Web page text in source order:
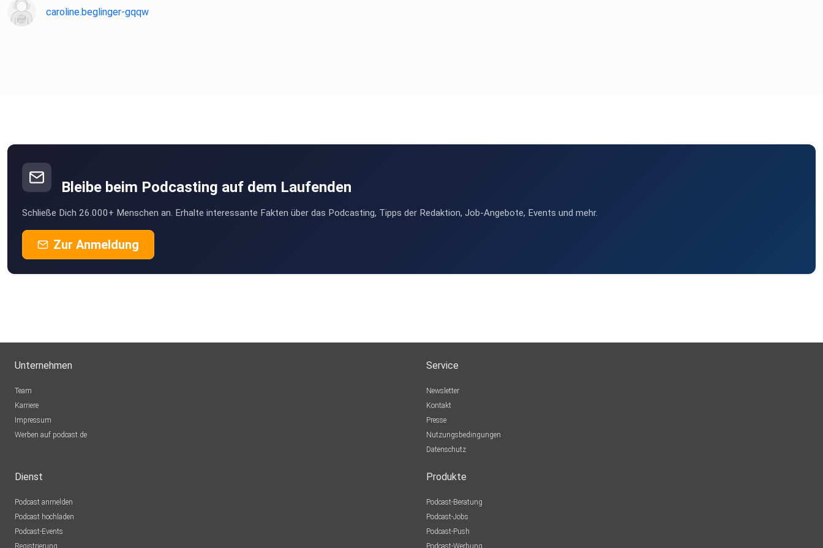
caroline.beglinger-gqqw
Bleibe beim Podcasting auf dem Laufenden
Schließe Dich 26.000+ Menschen an. Erhalte interessante Fakten über das Podcasting, Tipps der Redaktion, Job-Angebote, Events und mehr.
Zur Anmeldung
Unternehmen
Team
Karriere
Impressum
Werben auf podcast.de
Service
Newsletter
Kontakt
Presse
Nutzungsbedingungen
Datenschutz
Dienst
Podcast anmelden
Podcast hochladen
Podcast-Events
Registrierung
Produkte
Podcast-Beratung
Podcast-Jobs
Podcast-Push
Podcast-Werbung